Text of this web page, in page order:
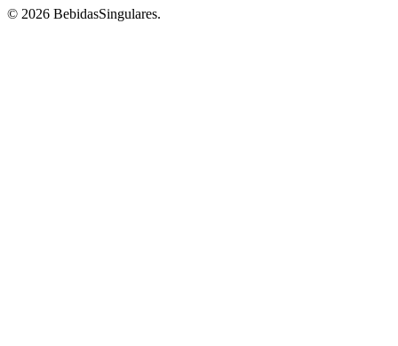
© 2026 BebidasSingulares.